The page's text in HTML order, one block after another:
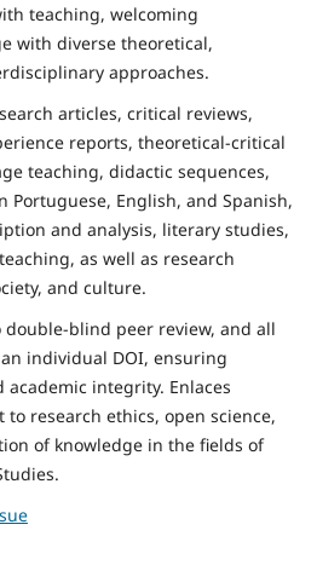
teaching, welcoming
with diverse theoretical,
approaches.
articles, critical reviews,
reports, theoretical-critical
teaching, didactic sequences,
Portuguese, English, and Spanish,
and analysis, literary studies,
as well as research
and culture.
blind peer review, and all
individual DOI, ensuring
integrity. Enlaces
research ethics, open science,
of knowledge in the fields of